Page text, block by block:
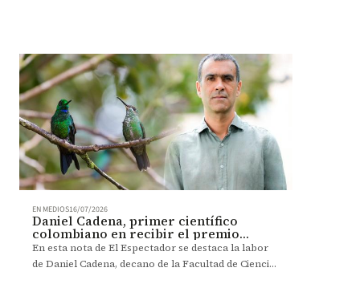
EN MEDIOS16/07/2026
Daniel Cadena, primer científico
colombiano en recibir el premio
William Brester
En esta nota de El Espectador se destaca la labor
de Daniel Cadena, decano de la Facultad de Ciencias